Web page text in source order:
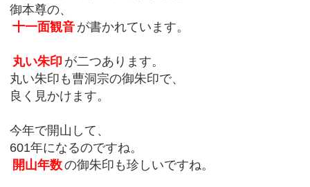
御本尊の、
十一面観音 が書かれています。
丸い朱印 が二つあります。
丸い朱印も曹洞宗の御朱印で、
良く見かけます。
今年で開山して、
601年になるのですね。
開山年数の御朱印も珍しいですね。